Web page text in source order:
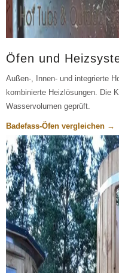
Öfen und
Außen-, Innen- und integrierte
kombinierte Heizlösungen. Die
Wasservolumen geprüft.
Badefass-Öfen vergleichen →